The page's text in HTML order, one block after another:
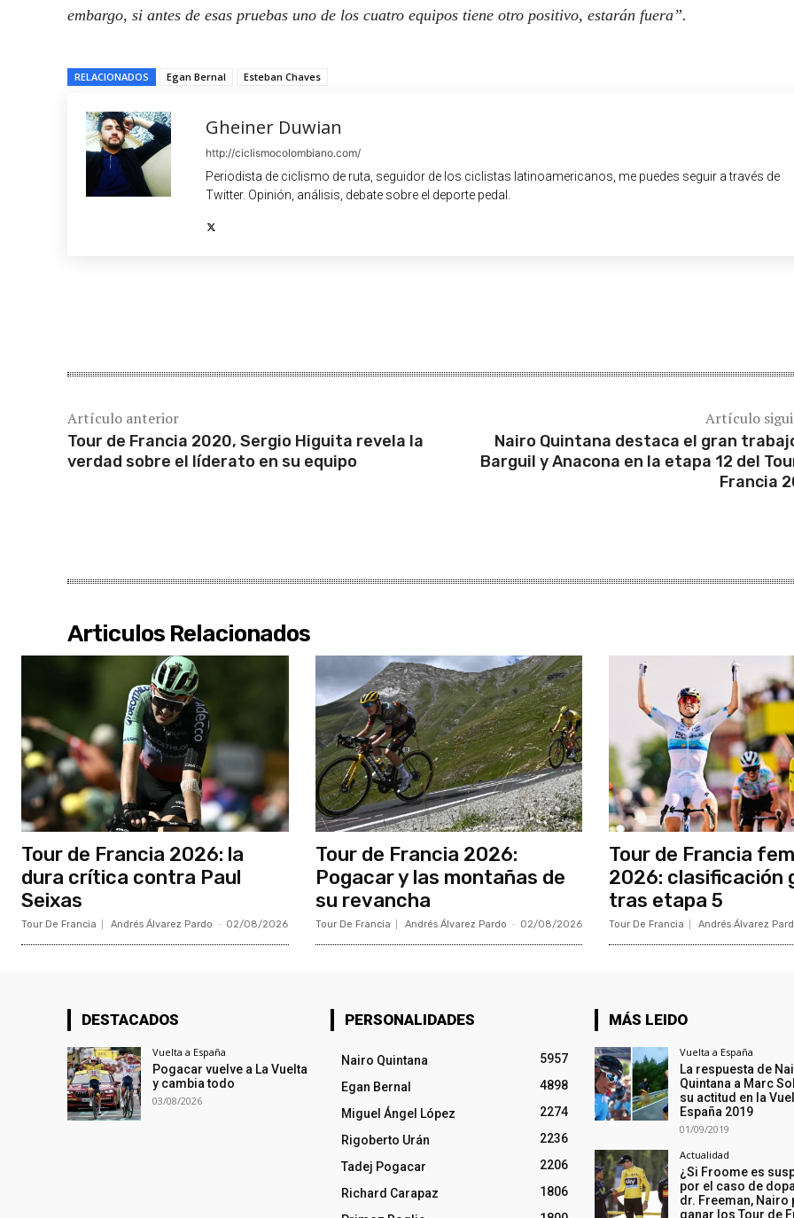
embargo, si antes de esas pruebas uno de los cuatro equipos tiene otro positivo, estarán fuera”.
RELACIONADOS Egan Bernal Esteban Chaves
Gheiner Duwian
http://ciclismocolombiano.com/
Periodista de ciclismo de ruta, seguidor de los ciclistas latinoamericanos, me puedes seguir a través de
Twitter. Opinión, análisis, debate sobre el deporte pedal.
Artículo anterior
Tour de Francia 2020, Sergio Higuita revela la
verdad sobre el líderato en su equipo
Artículo
Nairo Quintana destaca el gran
Barguil y Anacona en la etapa 12 del
Francia
Articulos Relacionados
Tour de Francia 2026: la
dura crítica contra Paul
Seixas
Tour De Francia Andrés Álvarez Pardo - 02/08/2026
Tour de Francia 2026:
Pogacar y las montañas de
su revancha
Tour De Francia Andrés Álvarez Pardo - 02/08/2026
Tour de Francia
2026: clasificación
tras etapa 5
Tour De Francia Andrés Álvarez
DESTACADOS
Vuelta a España
Pogacar vuelve a La Vuelta
y cambia todo
03/08/2026
PERSONALIDADES
Nairo Quintana
5957
Egan Bernal
4898
Miguel Ángel López
2274
Rigoberto Urán
2236
Tadej Pogacar
2206
Richard Carapaz
1806
MÁS LEIDO
Vuelta a España
La respuesta de
Quintana a Marc
su actitud en la
España 2019
01/09/2019
Actualidad
¿Si Froome es
por el caso de
dr. Freeman, Nairo
ganar los Tour de